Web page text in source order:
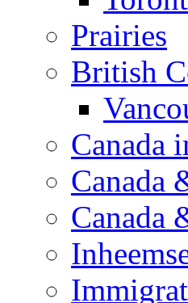
Prairies
British
Canada
Canada
Canada